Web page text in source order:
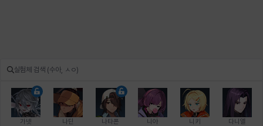
가넷 나딘 나타폰 니아 니키 다니엘